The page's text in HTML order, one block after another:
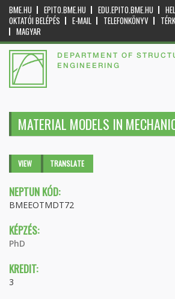
BME.HU EPITO.BME.HU EDU.EPITO.BME.HU
OKTATÓI BELÉPÉS
E-MAIL TELEFONKÖNYV
MAGYAR
DEPARTMENT OF
ENGINEERING
MATERIAL MODELS IN
Primary tabs
VIEW (ACTIVETRANSLATE
NEPTUN KÓD:
BMEEOTMDT72
KÉPZÉS:
PhD
KREDIT:
3